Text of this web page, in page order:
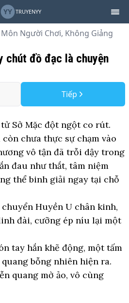
YY TRUYENYY
Người Chơi, Không Giảng
chút đồ đạc là chuyện
Tiếp
Sở Mặc đột ngột co rút.
chưa thực sự chạm vào
vô tận đã trỗi dậy trong
đau như thắt, tâm niệm
thể binh giải ngay tại chỗ
chuyển Huyền U chân kinh,
đài, cưỡng ép níu lại một
tay hắn khẽ động, một tấm
bỗng nhiên hiện ra.
quang mờ ảo, vô cùng